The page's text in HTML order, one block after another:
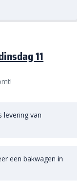
11
levering van
een bakwagen in